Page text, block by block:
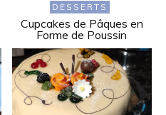
DESSERTS
Cupcakes de Pâques en
Forme de Poussin